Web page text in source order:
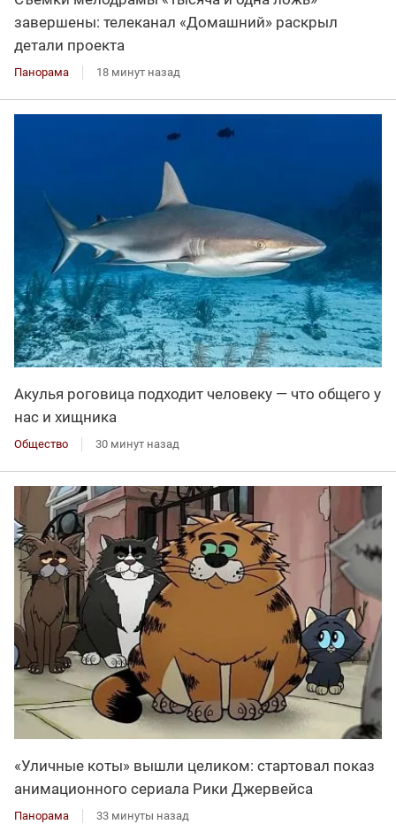
завершены: телеканал «Домашний» раскрыл
детали проекта
Панорама 18 минут назад
Акулья роговица подходит человеку — что общего у
нас и хищника
Общество 30 минут назад
«Уличные коты» вышли целиком: стартовал показ
анимационного сериала Рики Джервейса
Панорама 33 минуты назад